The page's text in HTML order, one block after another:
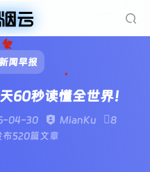
新闻早报
60秒读懂全世界！
04-30 MianKu
8
布520篇文章